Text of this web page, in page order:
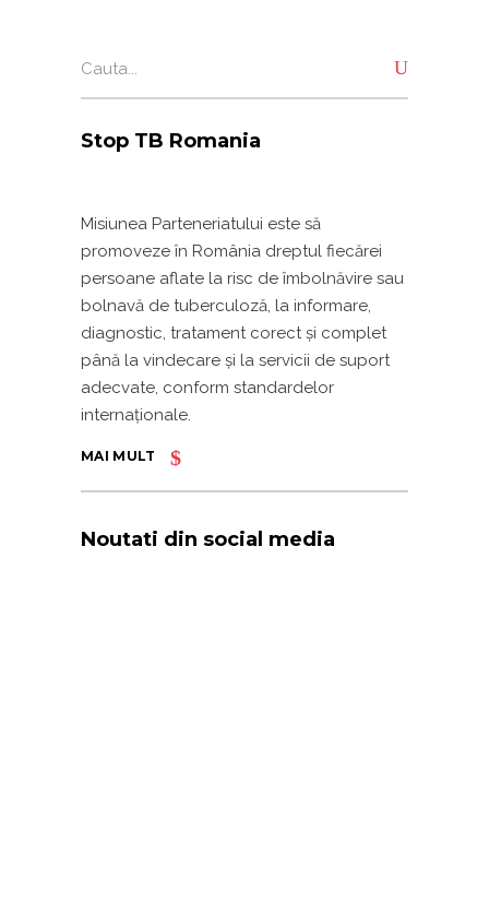
for:
Stop TB Romania
Misiunea Parteneriatului este să
promoveze în România dreptul fiecărei
persoane aflate la risc de îmbolnăvire sau
bolnavă de tuberculoză, la informare,
diagnostic, tratament corect și complet
până la vindecare și la servicii de suport
adecvate, conform standardelor
internaționale.
MAI MULT
Noutati din social media